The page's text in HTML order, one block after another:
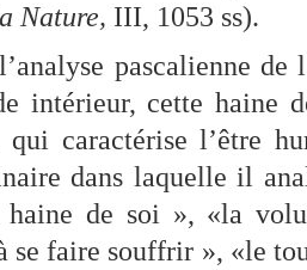
Nature, III, 1053 ss).
pascalienne de
intérieur, cette haine
caractérise l’être
dans laquelle il
de soi », «la
se faire souffrir », «le